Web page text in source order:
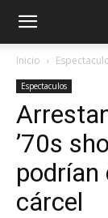
Inicio
Espectaculos
’70s
podrían
cárcel